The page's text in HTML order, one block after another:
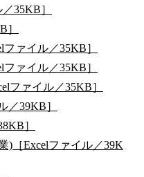
35KB］
］
ァイル／35KB］
ァイル／35KB］
ファイル／35KB］
／39KB］
］
)［Excelファイル／39K